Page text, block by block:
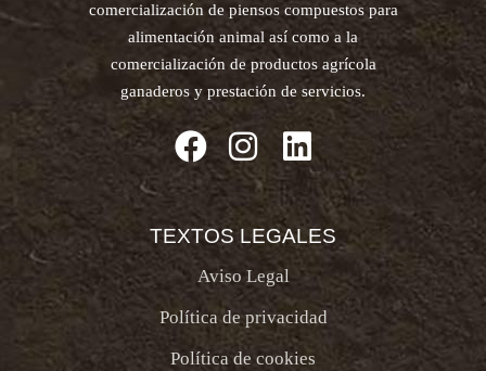
comercialización de piensos compuestos para
alimentación animal así como a la
comercialización de productos agrícola
ganaderos y prestación de servicios.
TEXTOS LEGALES
Aviso Legal
Política de privacidad
Política de cookies